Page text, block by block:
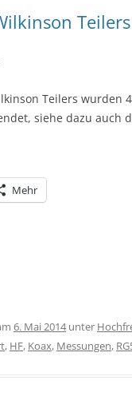
Teilers wurden
siehe dazu auch
Mehr
6. Mai 2014unter
, HF, Koax, Messungen,